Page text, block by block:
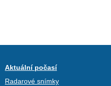
Aktuální počasí
Radarové snímky